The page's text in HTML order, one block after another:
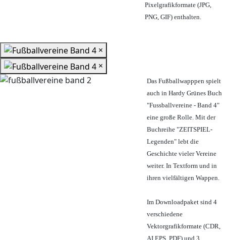
Pixelgrafikformate (JPG,
PNG, GIF) enthalten.
×
×
Das Fußballwapppen spielt
auch in Hardy Grünes Buch
"Fussballvereine - Band 4"
eine große Rolle. Mit der
Buchreihe "ZEITSPIEL-
Legenden" lebt die
Geschichte vieler Vereine
weiter. In Textform und in
ihren vielfältigen Wappen.
Im Downloadpaket sind 4
verschiedene
Vektorgrafikformate (CDR,
AI EPS, PDF) und 3